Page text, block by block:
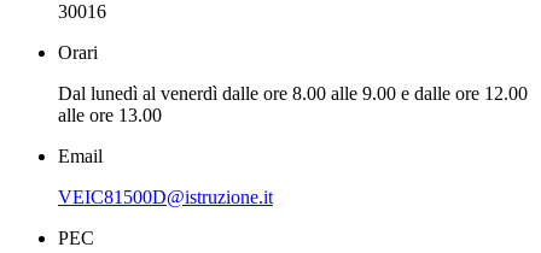
30016
Orari
Dal lunedì al venerdì dalle ore 8.00 alle 9.00 e dalle ore 12.00
alle ore 13.00
Email
VEIC81500D@istruzione.it
PEC